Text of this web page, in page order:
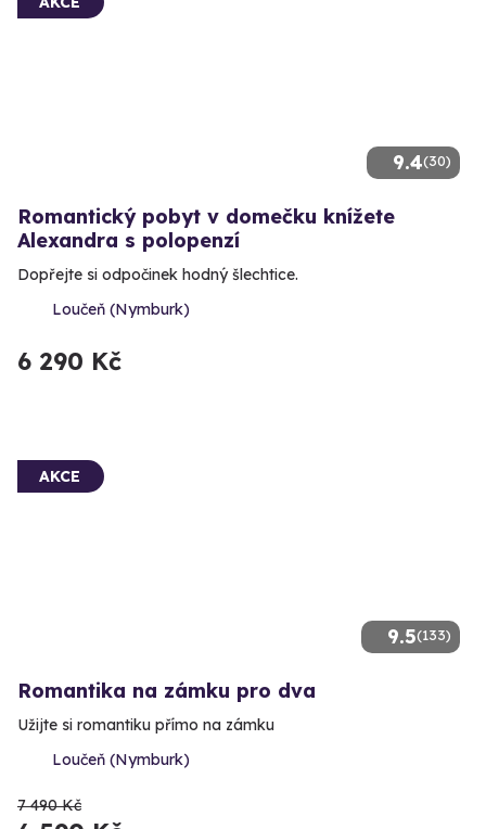
9.4(30)
Romantický pobyt v domečku knížete
Alexandra s polopenzí
Dopřejte si odpočinek hodný šlechtice.
Loučeň (Nymburk)
6 290 Kč
9.5(133)
AKCE
Romantika na zámku pro dva
Užijte si romantiku přímo na zámku
Loučeň (Nymburk)
7 490 Kč